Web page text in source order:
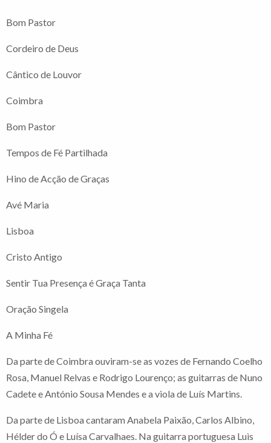
Bom Pastor
Cordeiro de Deus
Cântico de Louvor
Coimbra
Bom Pastor
Tempos de Fé Partilhada
Hino de Acção de Graças
Avé Maria
Lisboa
Cristo Antigo
Sentir Tua Presença é Graça Tanta
Oração Singela
A Minha Fé
Da parte de Coimbra ouviram-se as vozes de Fernando Coelho
Rosa, Manuel Relvas e Rodrigo Lourenço; as guitarras de Nuno
Cadete e António Sousa Mendes e a viola de Luís Martins.
Da parte de Lisboa cantaram Anabela Paixão, Carlos Albino,
Hélder do Ó e Luísa Carvalhaes. Na guitarra portuguesa Luìs